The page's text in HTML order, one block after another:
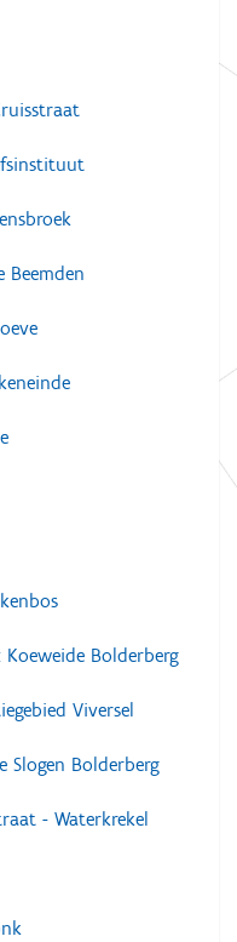
Beemden
Koeweide Bolderberg
Viversel
Slogen Bolderberg
- Waterkrekel